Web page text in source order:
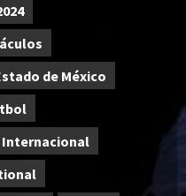
de México
Internacional